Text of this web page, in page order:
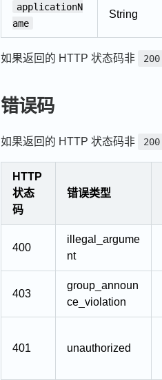
applicationN
ame
String
如果返回的 HTTP 状态码非 200
错误码
如果返回的 HTTP 状态码非 200
HTTP
状态
码
错误类型
400
illegal_argume
nt
403
group_announ
ce_violation
401 unauthorized